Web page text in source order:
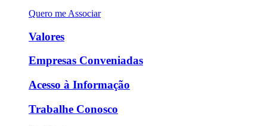
Quero me Associar
Valores
Empresas Conveniadas
Acesso à Informação
Trabalhe Conosco